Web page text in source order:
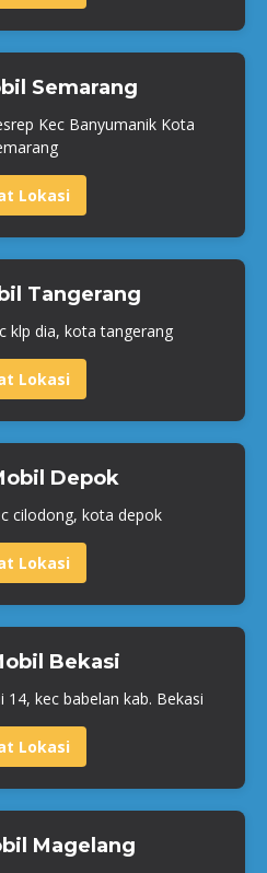
Semarang
Kec Banyumanik Kota
Lokasi
Tangerang
klp dia, kota tangerang
Lokasi
Depok
cilodong, kota depok
Lokasi
Bekasi
14, kec babelan kab. Bekasi
Lokasi
Magelang